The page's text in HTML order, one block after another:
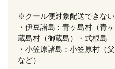
※クール便対象配送できな
・伊豆諸島：青ヶ島村（青
蔵島村（御蔵島）・式根島
・小笠原諸島：小笠原村（
など）